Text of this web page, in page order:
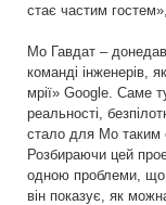
стає частим
Мо Гавдат –
команді інженерів,
мрії» Google. Саме
реальності,
стало для Мо таким
Розбираючи цей
одною проблеми, що
він показує, як